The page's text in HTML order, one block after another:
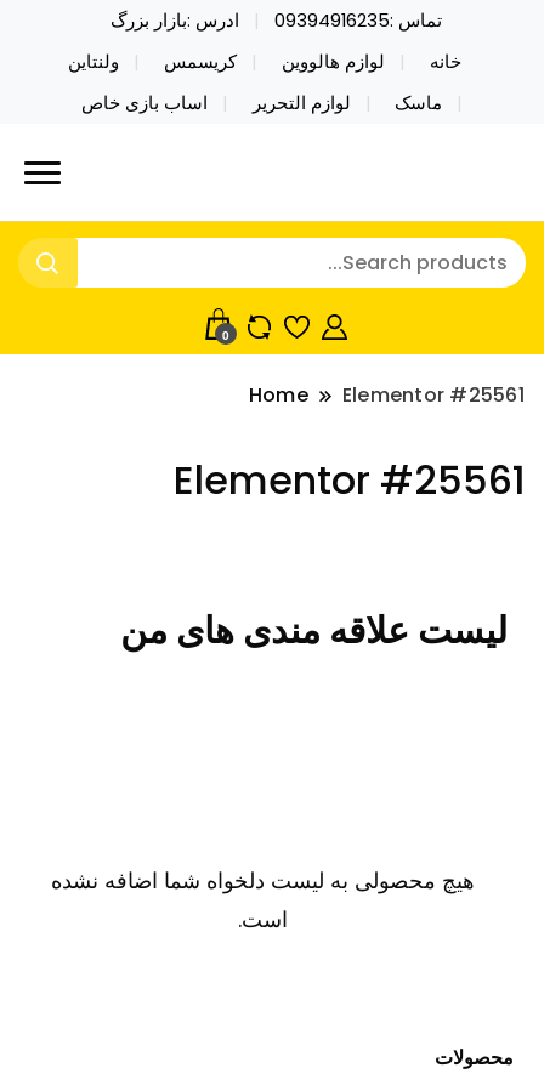
تماس :09394916235
ادرس :بازار بزرگ
خانه
لوازم هالووین کریسمس
ولنتاین
ماسک
لوازم التحریر اساب بازی خاص
نایکر توی فروش عمده لوازم هالووین
ولن تاین کادویی کریسمس اکسسوری
خرید محصولات خاص فیجت اسباب بازی تراول ماگ نایکر
توی فروش عمده لوازم هالووین ولن تاین کادویی
کریسمس اکسسوری ماسک در واردات مستقیم
0
Home Elementor #25561
Elementor #25561
لیست علاقه مندی های من
هیچ محصولی به لیست دلخواه شما اضافه نشده
است.
محصولات